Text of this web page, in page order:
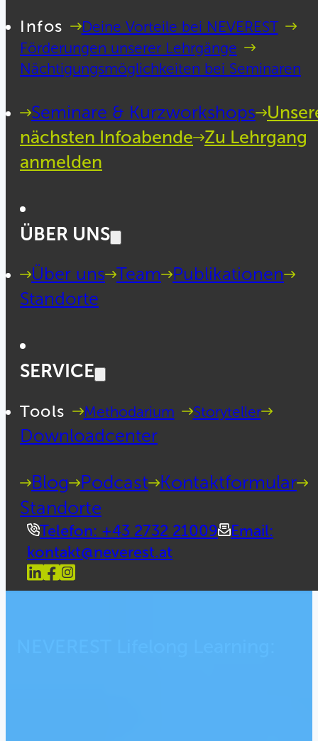
Infos
Deine Vorteile bei NEVEREST
Förderungen unserer Lehrgänge
Nächtigungsmöglichkeiten bei Seminaren
Seminare & Kurzworkshops
nächsten Infoabende Zu Lehrgang
anmelden
ÜBER UNS
Über uns Team
Publikationen
Standorte
SERVICE
Tools Methodarium Storyteller
Downloadcenter
Blog Podcast Kontaktformular
Standorte
Telefon: +43 2732 21009
Email:
kontakt@neverest.at